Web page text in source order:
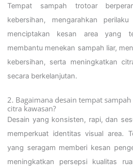
Tempat sampah trotoar
kebersihan, mengarahkan
menciptakan kesan area yang
membantu menekan sampah liar,
kebersihan, serta meningkatkan
secara berkelanjutan.
2. Bagaimana desain tempat
citra kawasan?
Desain yang konsisten, rapi, dan
memperkuat identitas visual area.
yang seragam memberi kesan
meningkatkan persepsi kualitas